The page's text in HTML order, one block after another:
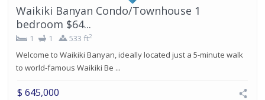
Waikiki Banyan Condo/Townhouse 1
bedroom $64...
1 1 533 ft2
Welcome to Waikiki Banyan, ideally located just a 5-minute walk
to world-famous Waikiki Be ...
$ 645,000